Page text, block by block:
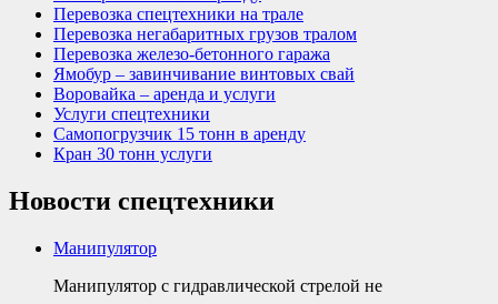
Перевозка спецтехники на трале
Перевозка негабаритных грузов тралом
Перевозка железо-бетонного гаража
Ямобур – завинчивание винтовых свай
Воровайка – аренда и услуги
Услуги спецтехники
Самопогрузчик 15 тонн в аренду
Кран 30 тонн услуги
Новости спецтехники
Манипулятор
Манипулятор с гидравлической стрелой не